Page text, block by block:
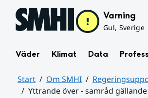
Hoppa till sidans innehåll Varning
Gul, Sverige
Väder Klimat Data
Start Om SMHI
Yttrande över - samråd